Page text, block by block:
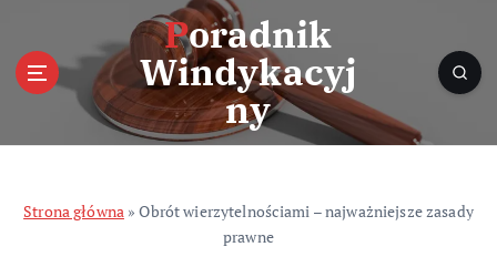
Poradnik
Windykacyj
ny
Strona główna »Obrót wierzytelnościami – najważniejsze zasady
prawne